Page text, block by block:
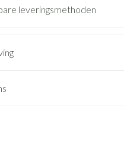
leveringsmethoden